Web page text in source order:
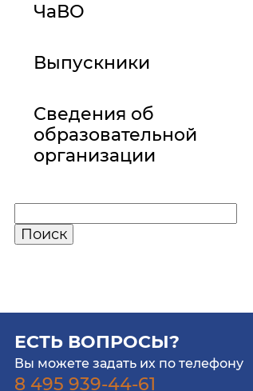
ЧаВО
Выпускники
Сведения об
образовательной
организации
ЕСТЬ ВОПРОСЫ?
Вы можете задать их по телефону
8 495 939-44-61